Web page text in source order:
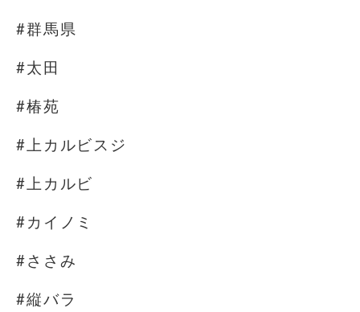
#群馬県
#太田
#椿苑
#上カルビスジ
#上カルビ
#カイノミ
#ささみ
#縦バラ